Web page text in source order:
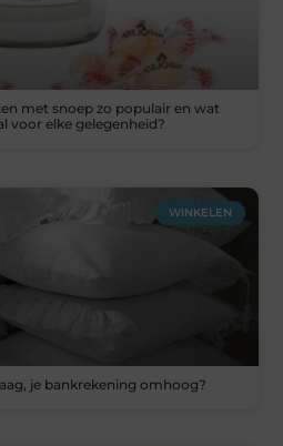
met snoep zo populair en wat
voor elke gelegenheid?
WINKELEN
je bankrekening omhoog?